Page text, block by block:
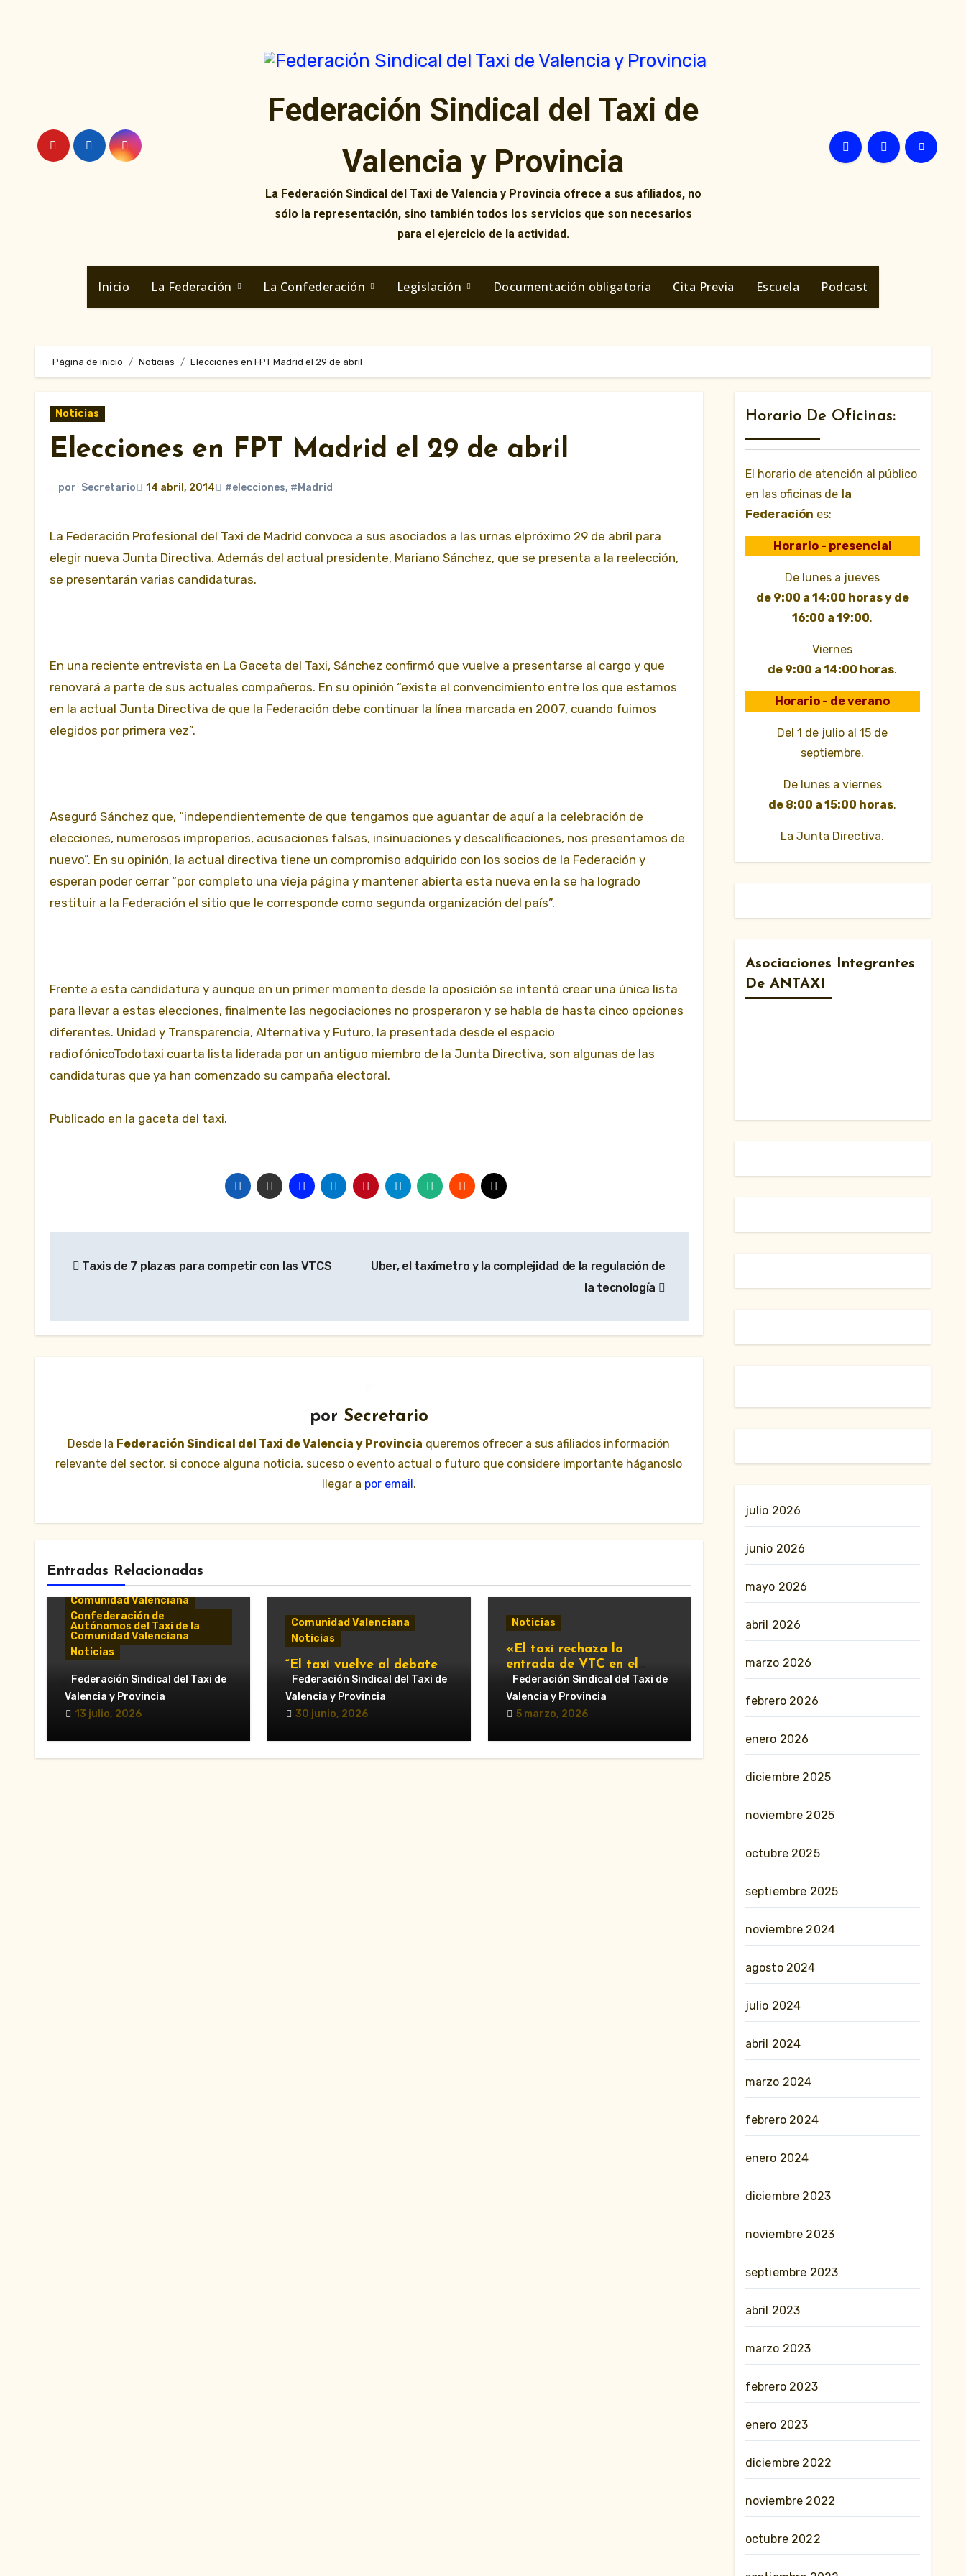
Federación Sindical del Taxi de
Valencia y Provincia
La Federación Sindical del Taxi de Valencia y Provincia ofrece a sus afiliados, no
sólo la representación, sino también todos los servicios que son necesarios
para el ejercicio de la actividad.
Inicio La Federación La Confederación Legislación Documentación obligatoria Cita Previa Escuela Podcast
Página de inicio Noticias Elecciones en FPT Madrid el 29 de abril
Noticias
Elecciones en FPT Madrid el 29 de abril
por Secretario 14 abril, 2014 #elecciones, #Madrid
La Federación Profesional del Taxi de Madrid convoca a sus asociados a las urnas elpróximo 29 de abril para
elegir nueva Junta Directiva. Además del actual presidente, Mariano Sánchez, que se presenta a la reelección,
se presentarán varias candidaturas.
En una reciente entrevista en La Gaceta del Taxi, Sánchez confirmó que vuelve a presentarse al cargo y que
renovará a parte de sus actuales compañeros. En su opinión “existe el convencimiento entre los que estamos
en la actual Junta Directiva de que la Federación debe continuar la línea marcada en 2007, cuando fuimos
elegidos por primera vez”.
Aseguró Sánchez que, “independientemente de que tengamos que aguantar de aquí a la celebración de
elecciones, numerosos improperios, acusaciones falsas, insinuaciones y descalificaciones, nos presentamos de
nuevo”. En su opinión, la actual directiva tiene un compromiso adquirido con los socios de la Federación y
esperan poder cerrar “por completo una vieja página y mantener abierta esta nueva en la se ha logrado
restituir a la Federación el sitio que le corresponde como segunda organización del país”.
Frente a esta candidatura y aunque en un primer momento desde la oposición se intentó crear una única lista
para llevar a estas elecciones, finalmente las negociaciones no prosperaron y se habla de hasta cinco opciones
diferentes. Unidad y Transparencia, Alternativa y Futuro, la presentada desde el espacio
radiofónicoTodotaxi cuarta lista liderada por un antiguo miembro de la Junta Directiva, son algunas de las
candidaturas que ya han comenzado su campaña electoral.
Publicado en la gaceta del taxi.
de Taxis de 7 plazas para competir con las VTCS
Uber, el taxímetro y la complejidad de la regulación de
la tecnología
por Secretario
Desde la Federación Sindical del Taxi de Valencia y Provincia queremos ofrecer a sus afiliados información
relevante del sector, si conoce alguna noticia, suceso o evento actual o futuro que considere importante háganoslo
llegar a por email.
Entradas Relacionadas
Comunicados y notas de
prensa
Comunidad Valenciana
Confederación de
Autónomos del Taxi de la
Comunidad Valenciana
Noticias
«El taxi de Alicante
muestra su desánimo tras
una reunión “infructuosa”
con la Conselleria por el
Decreto Ley 5/2026»
Federación Sindical del Taxi de
Valencia y Provincia
13 julio, 2026
Comunidad Valenciana
Noticias
“El taxi vuelve al debate
municipal: Compromís pide
al Ayuntamiento de
València que respalde al
en la regulación de las
VTC.”
Federación Sindical del Taxi de
Valencia y Provincia
30 junio, 2026
Noticias
«El taxi rechaza la
entrada de VTC en el
servicio urbano y advierte
de nuevas movilizaciones»
Federación Sindical del Taxi de
Valencia y Provincia
5 marzo, 2026
Horario De Oficinas:
El horario de atención al público
en las oficinas de la
Federación es:
Horario - presencial
De lunes a jueves
de 9:00 a 14:00 horas y de
16:00 a 19:00.
Viernes
de 9:00 a 14:00 horas.
Horario - de verano
Del 1 de julio al 15 de
septiembre.
De lunes a viernes
de 8:00 a 15:00 horas.
La Junta Directiva.
Asociaciones Integrantes
De ANTAXI
julio 2026
junio 2026
mayo 2026
abril 2026
marzo 2026
febrero 2026
enero 2026
diciembre 2025
noviembre 2025
octubre 2025
septiembre 2025
noviembre 2024
agosto 2024
julio 2024
abril 2024
marzo 2024
febrero 2024
enero 2024
diciembre 2023
noviembre 2023
septiembre 2023
abril 2023
marzo 2023
febrero 2023
enero 2023
diciembre 2022
noviembre 2022
octubre 2022